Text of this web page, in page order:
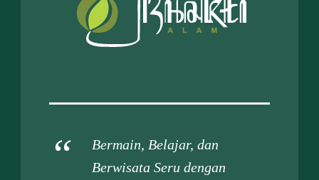
Bermain, Belajar, dan
Berwisata Seru dengan